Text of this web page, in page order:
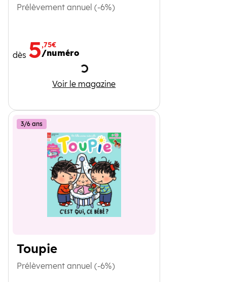
Prélèvement annuel (-6%)
dès 5,75€
/numéro
Chargement
Voir le magazine
Toboggan
Toupie
3/6 ans
Prélèvement annuel (-6%)